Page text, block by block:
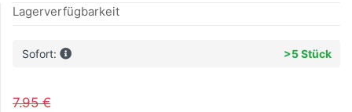
Lagerverfügbarkeit
Sofort: >5 Stück
7.95 €